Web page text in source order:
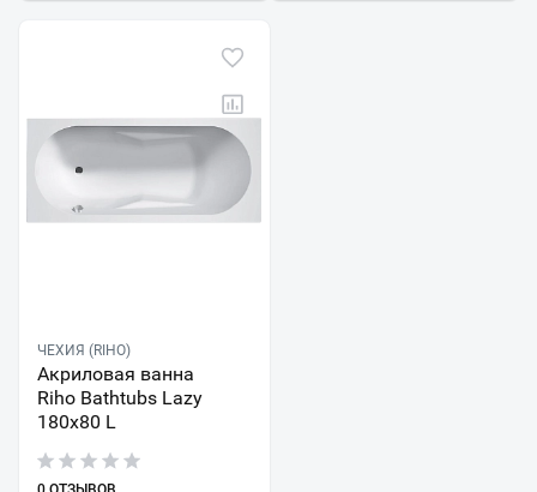
ЧЕХИЯ (RIHO)
Акриловая ванна
Riho Bathtubs Lazy
180х80 L